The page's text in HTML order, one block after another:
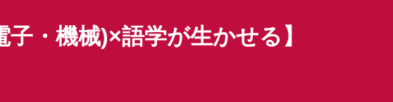
・機械)×語学が生かせる】